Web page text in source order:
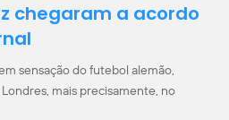
chegaram a acordo
sensação do futebol alemão,
mais precisamente, no